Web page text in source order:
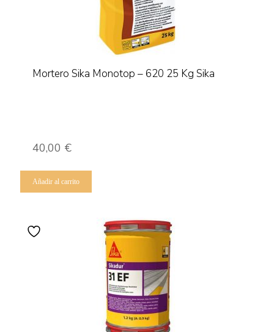
Mortero Sika Monotop – 620 25 Kg Sika
40,00 €
Añadir al carrito